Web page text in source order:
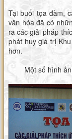
Tại buổi tọa đàm,
văn hóa đã có
ra các giải pháp
phát huy giá trị
hơn.
Một số hình